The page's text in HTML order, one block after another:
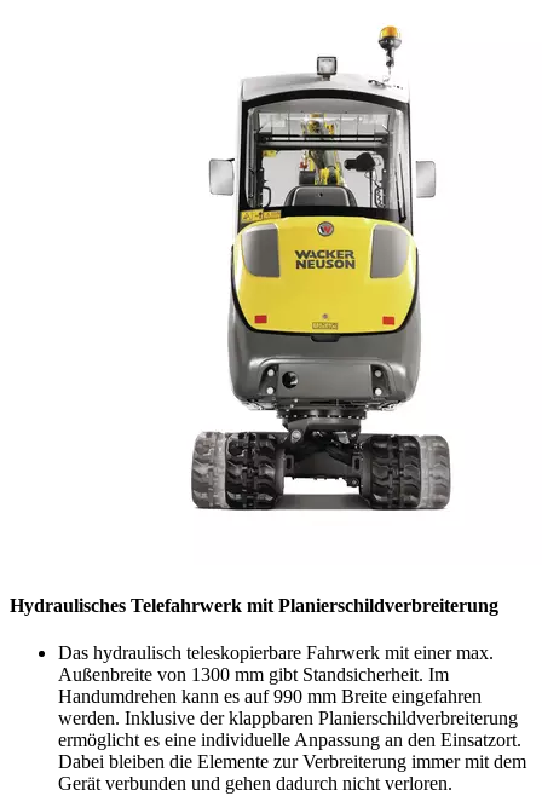
Hydraulisches Telefahrwerk mit Planierschildverbreiterung
Das hydraulisch teleskopierbare Fahrwerk mit einer max.
Außenbreite von 1300 mm gibt Standsicherheit. Im
Handumdrehen kann es auf 990 mm Breite eingefahren
werden. Inklusive der klappbaren Planierschildverbreiterung
ermöglicht es eine individuelle Anpassung an den Einsatzort.
Dabei bleiben die Elemente zur Verbreiterung immer mit dem
Gerät verbunden und gehen dadurch nicht verloren.